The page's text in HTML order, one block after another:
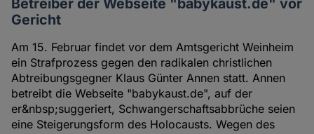
Betreiber der Webseite "babykaust.de" vor
Gericht
Am 15. Februar findet vor dem Amtsgericht Weinheim
ein Strafprozess gegen den radikalen christlichen
Abtreibungsgegner Klaus Günter Annen statt. Annen
betreibt die Webseite "babykaust.de", auf der
er&nbsp;suggeriert, Schwangerschaftsabbrüche seien
eine Steigerungsform des Holocausts. Wegen des